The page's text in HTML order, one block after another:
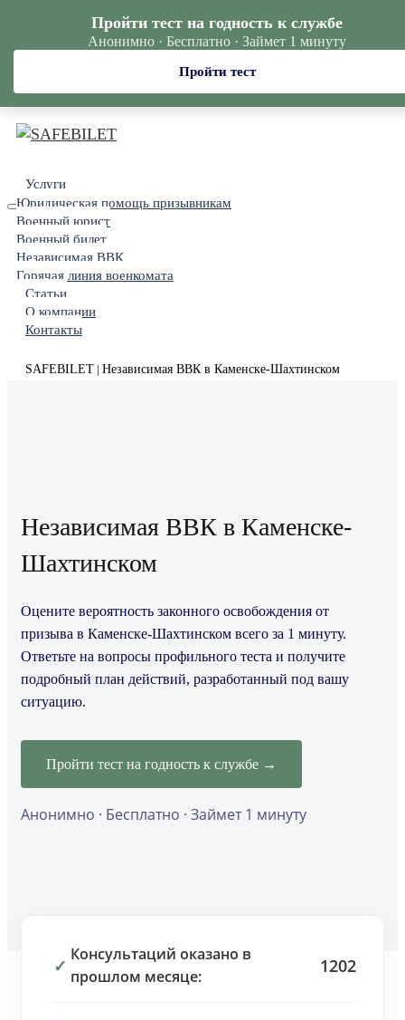
Услуги
Юридическая помощь призывникам
Военный юрист
Военный билет
Независимая ВВК
Горячая линия военкомата
Статьи
О компании
Контакты
SAFEBILET Независимая ВВК в Каменске-Шахтинском
Независимая ВВК в Каменске-
Шахтинском
Оцените вероятность законного освобождения от
призыва в Каменске-Шахтинском всего за 1 минуту.
Ответьте на вопросы профильного теста и получите
подробный план действий, разработанный под вашу
ситуацию.
Пройти тест на годность к службе →
Анонимно · Бесплатно · Займет 1 минуту
✓
Консультаций оказано в
прошлом месяце:
1202
Пройти тест на годность к службе
Анонимно · Бесплатно · Займет 1 минуту
Пройти тест